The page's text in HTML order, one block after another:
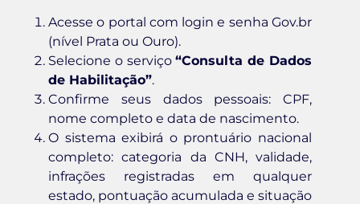
Acesse o portal com login e senha Gov.br
(nível Prata ou Ouro).
Selecione o serviço“Consulta de Dados
de Habilitação”.
Confirme seus dados pessoais: CPF,
nome completo e data de nascimento.
O sistema exibirá o prontuário nacional
completo: categoria da CNH, validade,
infrações registradas em qualquer
estado, pontuação acumulada e situação